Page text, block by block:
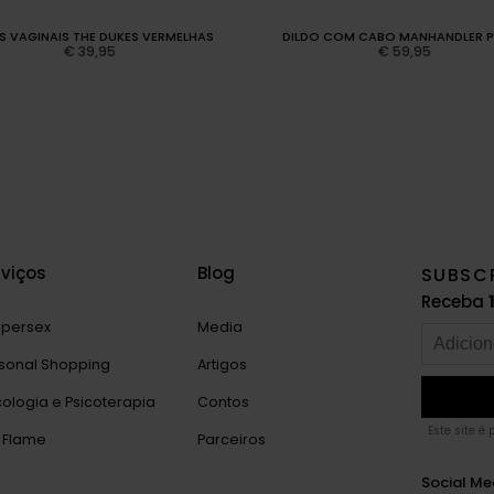
VAGINAIS THE DUKES VERMELHAS
€ 39,95
DILDO COM CABO MANHANDLER
€ 59,95
Shopping
e Psicoterapia
Flame
Blog
Media
Artigos
Contos
Parceiros
Receba
Este site é
Social